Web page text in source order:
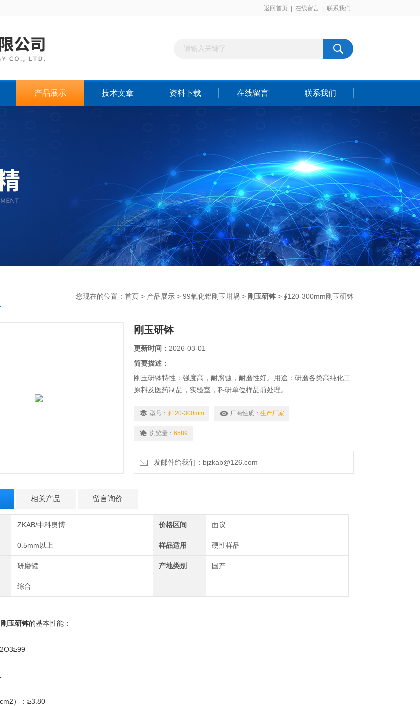
返回首页 在线留言 联系我们
产品展示 技术文章 资料下载 在线留言 联系我们
您现在的位置： 首页 > 产品展示 > 99氧化铝刚玉坩埚 > 刚玉研钵 > ∮120-300mm刚玉研钵
刚玉研钵
更新时间： 2026-03-01
简要描述：
刚玉研钵特性：强度高，耐腐蚀，耐磨性好。用途：研磨各类高纯化工
原料及医药制品，实验室，科研单位样品前处理。
型号： ∮120-300mm 厂商性质： 生产厂家
浏览量： 6589
发邮件给我们：bjzkab@126.com
相关产品 留言询价
ZKAB/中科奥博 价格区间 面议
0.5mm以上 样品适用 硬性样品
研磨罐 产地类别 国产
综合
刚玉研钵的基本性能：
）：≥3.80